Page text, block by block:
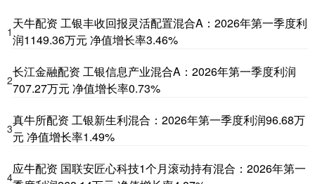
1
天牛配资 工银丰收回报灵活配置混合A：2026年第一季度利
润1149.36万元 净值增长率3.46%
2
长江金融配资 工银信息产业混合A：2026年第一季度利润
707.27万元 净值增长率0.73%
3
真牛所配资 工银新生利混合：2026年第一季度利润96.68万
元 净值增长率1.49%
4
应牛配资 国联安匠心科技1个月滚动持有混合：2026年第一